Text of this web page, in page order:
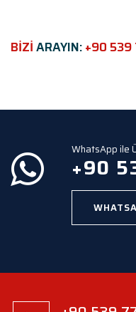
e
l
p
BİZİARAYIN:+90 539
WhatsApp ile
+90